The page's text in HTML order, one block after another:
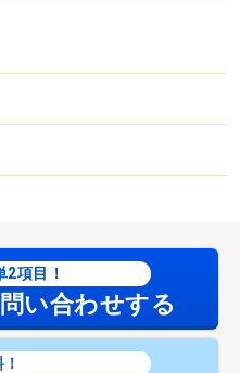
2項目！
い合わせする